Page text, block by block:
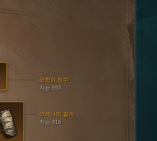
크레나의 결속
지능 419
요한의 정수
지능 693